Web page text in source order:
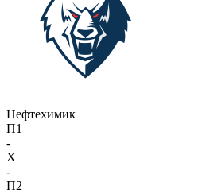
Нефтехимик
П1
-
X
-
П2